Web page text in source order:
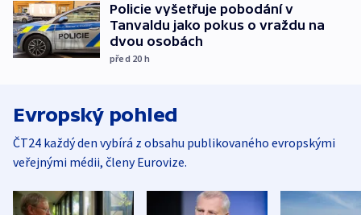
Policie vyšetřuje pobodání v
Tanvaldu jako pokus o vraždu na
dvou osobách
před 20 h
Evropský pohled
ČT24 každý den vybírá z obsahu publikovaného evropskými
veřejnými médii, členy Eurovize.